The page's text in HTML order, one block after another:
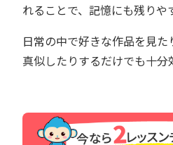
れることで、記憶にも残りや
日常の中で好きな作品を見た
真似したりするだけでも十分